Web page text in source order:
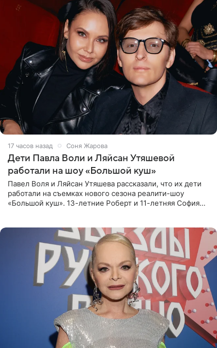
17 часов назад Соня Жарова
Дети Павла Воли и Ляйсан Утяшевой
работали на шоу «Большой куш»
Павел Воля и Ляйсан Утяшева рассказали, что их дети
работали на съемках нового сезона реалити-шоу
«Большой куш». 13-летние Роберт и 11-летняя София